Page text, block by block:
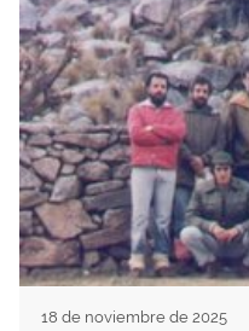
18 de noviembre de 2025